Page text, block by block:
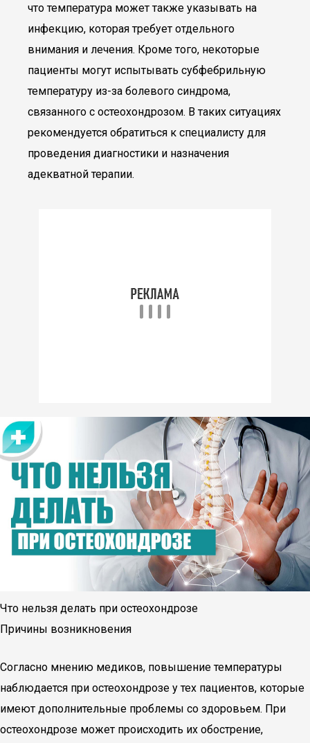
что температура может также указывать на
инфекцию, которая требует отдельного
внимания и лечения. Кроме того, некоторые
пациенты могут испытывать субфебрильную
температуру из-за болевого синдрома,
связанного с остеохондрозом. В таких ситуациях
рекомендуется обратиться к специалисту для
проведения диагностики и назначения
адекватной терапии.
Что нельзя делать при остеохондрозе
Причины возникновения
Согласно мнению медиков, повышение температуры
наблюдается при остеохондрозе у тех пациентов, которые
имеют дополнительные проблемы со здоровьем. При
остеохондрозе может происходить их обострение,